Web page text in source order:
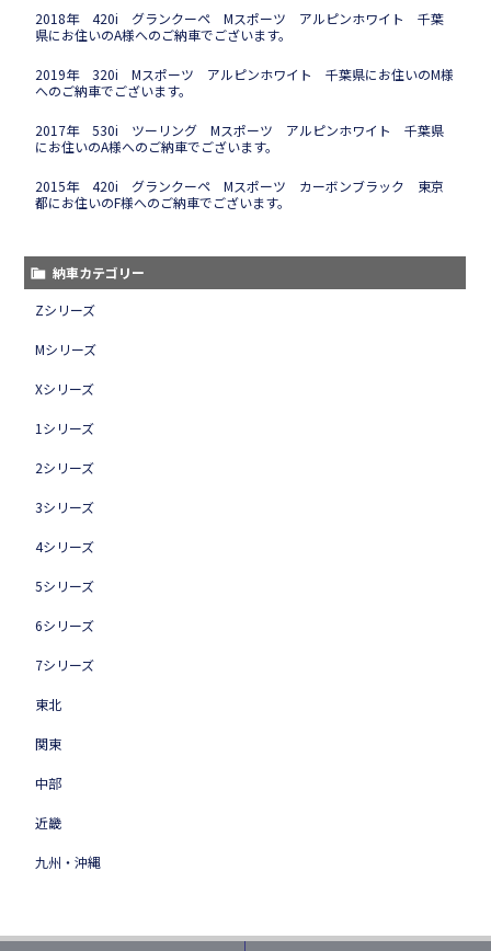
2018年 420i グランクーペ Mスポーツ アルピンホワイト 千葉
県にお住いのA様へのご納車でございます。
2019年 320i Mスポーツ アルピンホワイト 千葉県にお住いのM様
へのご納車でございます。
2017年 530i ツーリング Mスポーツ アルピンホワイト 千葉県
にお住いのA様へのご納車でございます。
2015年 420i グランクーペ Mスポーツ カーボンブラック 東京
都にお住いのF様へのご納車でございます。
納車カテゴリー
Zシリーズ
Mシリーズ
Xシリーズ
1シリーズ
2シリーズ
3シリーズ
4シリーズ
5シリーズ
6シリーズ
7シリーズ
東北
関東
中部
近畿
九州・沖縄